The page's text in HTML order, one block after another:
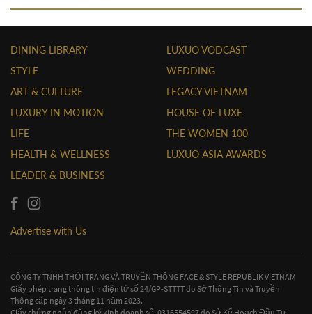
DINING LIBRARY
STYLE
ART & CULTURE
LUXURY IN MOTION
LIFE
HEALTH & WELLNESS
LEADER & BUSINESS
LUXUO VODCAST
WEDDING
LEGACY VIETNAM
HOUSE OF LUXE
THE WOMEN 100
LUXUO ASIA AWARDS
Advertise with Us
CÔNG TY TNHH THỜI TRANG VÀ TRUYỀN THÔNG FACE & STYLE REPUBLIK VIETNAM
Giấy phép trang thông tin điện tử số 24/GP-STTTT do Sở Thông Tin và Truyền
Thông cấp ngày 3 tháng 11 năm 2023.